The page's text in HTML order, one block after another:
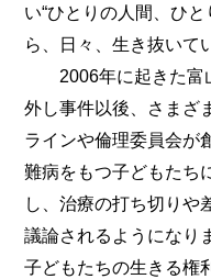
い“ひとりの人間、ひ
ら、日々、生き抜いて
2006年に起きた富
外し事件以後、さまざ
ラインや倫理委員会が
難病をもつ子どもたち
し、治療の打ち切りや
議論されるようになり
子どもたちの生きる権